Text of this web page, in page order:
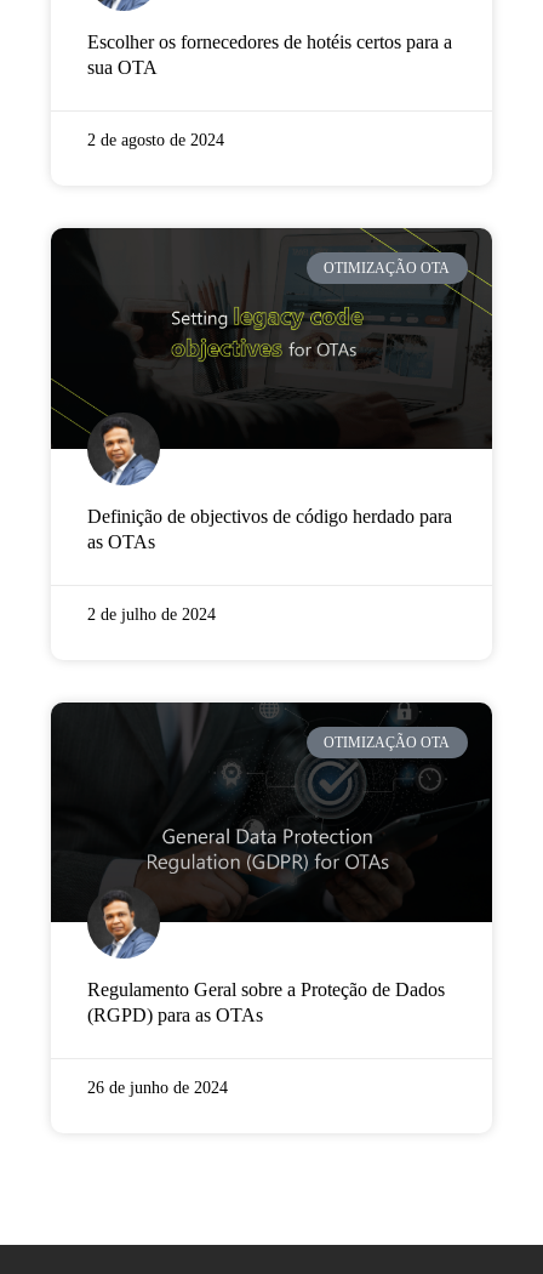
Escolher os fornecedores de hotéis certos para a
sua OTA
2 de agosto de 2024
OTIMIZAÇÃO OTA
Definição de objectivos de código herdado para
as OTAs
2 de julho de 2024
OTIMIZAÇÃO OTA
Regulamento Geral sobre a Proteção de Dados
(RGPD) para as OTAs
26 de junho de 2024